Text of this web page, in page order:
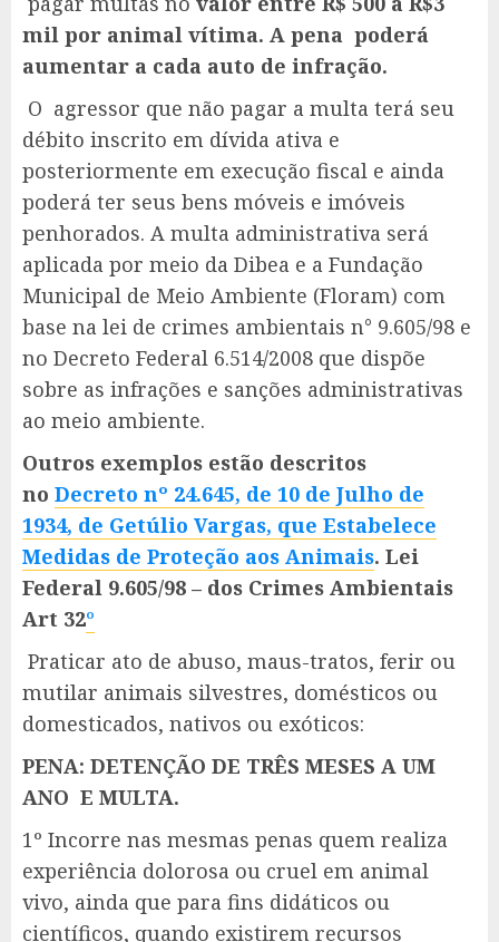
mil por animal vítima. A pena poderá
aumentar a cada auto de infração.
O agressor que não pagar a multa terá seu
débito inscrito em dívida ativa e
posteriormente em execução fiscal e ainda
poderá ter seus bens móveis e imóveis
penhorados. A multa administrativa será
aplicada por meio da Dibea e a Fundação
Municipal de Meio Ambiente (Floram) com
base na lei de crimes ambientais n° 9.605/98 e
no Decreto Federal 6.514/2008 que dispõe
sobre as infrações e sanções administrativas
ao meio ambiente.
Outros exemplos estão descritos
no Decreto nº 24.645, de 10 de Julho de
1934, de Getúlio Vargas, que Estabelece
Medidas de Proteção aos Animais. Lei
Federal 9.605/98 – dos Crimes Ambientais
Art 32º
Praticar ato de abuso, maus-tratos, ferir ou
mutilar animais silvestres, domésticos ou
domesticados, nativos ou exóticos:
PENA: DETENÇÃO DE TRÊS MESES A UM
ANO E MULTA.
1º Incorre nas mesmas penas quem realiza
experiência dolorosa ou cruel em animal
vivo, ainda que para fins didáticos ou
científicos, quando existirem recursos